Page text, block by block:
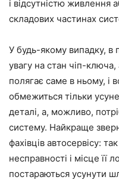
і відсутністю живлення
складових частинах
У будь-якому випадку, в
увагу на стан чіп-
полягає саме в ньому, і
обмежиться тільки
деталі, а, можливо,
систему. Найкраще
фахівців автосервісу:
несправності і місце її
постараються усунути